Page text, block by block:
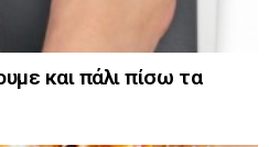
και πάλι πίσω τα